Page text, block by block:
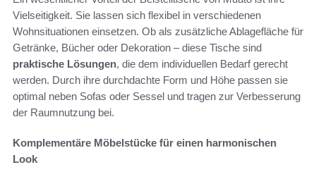
Vielseitigkeit. Sie lassen sich flexibel in verschiedenen
Wohnsituationen einsetzen. Ob als zusätzliche Ablagefläche für
Getränke, Bücher oder Dekoration – diese Tische sind
praktische Lösungen, die dem individuellen Bedarf gerecht
werden. Durch ihre durchdachte Form und Höhe passen sie
optimal neben Sofas oder Sessel und tragen zur Verbesserung
der Raumnutzung bei.
Komplementäre Möbelstücke für einen harmonischen
Look